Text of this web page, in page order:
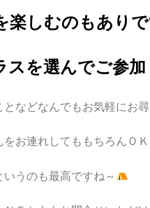
楽しむのもあり
スを選んでご参
などなんでもお気軽にお
お連れしてももちろんＯ
うのも最高ですね～